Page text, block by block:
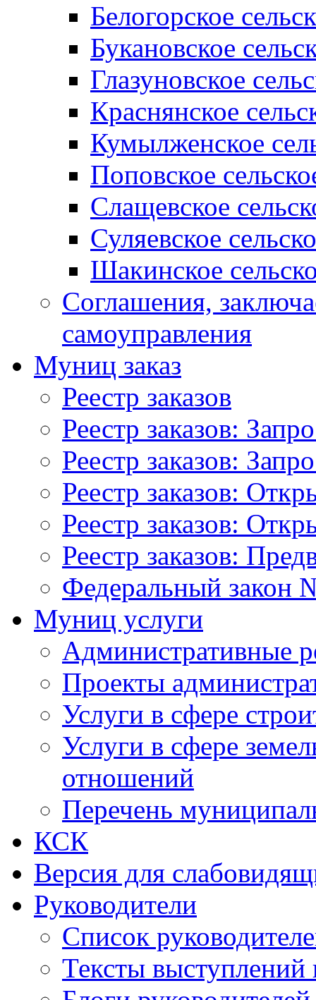
Белогорское
Букановское
Глазуновское
Краснянское
Кумылженское
Поповское
Слащевское
Суляевское
Шакинское
Соглашения,
самоуправления
Муниц заказ
Реестр заказов
Реестр заказов:
Реестр заказов:
Реестр заказов:
Реестр заказов:
Реестр заказов:
Федеральный закон
Муниц услуги
Административные
Проекты
Услуги в сфере
Услуги в сфере
отношений
Перечень
КСК
Версия для
Руководители
Список
Тексты выступлений